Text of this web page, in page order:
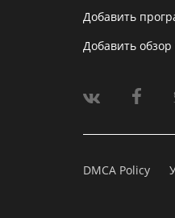
Добавить
Добавить
DMCA Policy